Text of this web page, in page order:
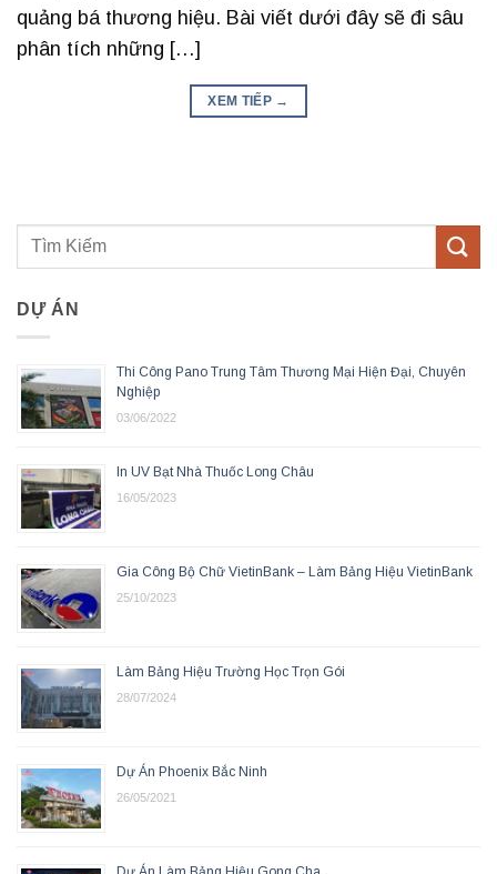
quảng bá thương hiệu. Bài viết dưới đây sẽ đi sâu
phân tích những […]
XEM TIẾP →
DỰ ÁN
Thi Công Pano Trung Tâm Thương Mại Hiện Đại, Chuyên
Nghiệp
03/06/2022
In UV Bạt Nhà Thuốc Long Châu
16/05/2023
Gia Công Bộ Chữ VietinBank – Làm Bảng Hiệu VietinBank
25/10/2023
Làm Bảng Hiệu Trường Học Trọn Gói
28/07/2024
Dự Án Phoenix Bắc Ninh
26/05/2021